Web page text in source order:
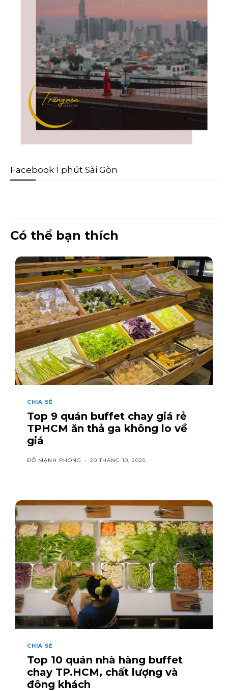
Facebook 1 phút Sài Gòn
Có thể bạn thích
CHIA SẺ
Top 9 quán buffet chay giá rẻ
TPHCM ăn thả ga không lo về
giá
ĐỖ MẠNH PHONG - 20 THÁNG 10, 2025
CHIA SẺ
Top 10 quán nhà hàng buffet
chay TP.HCM, chất lượng và
đông khách